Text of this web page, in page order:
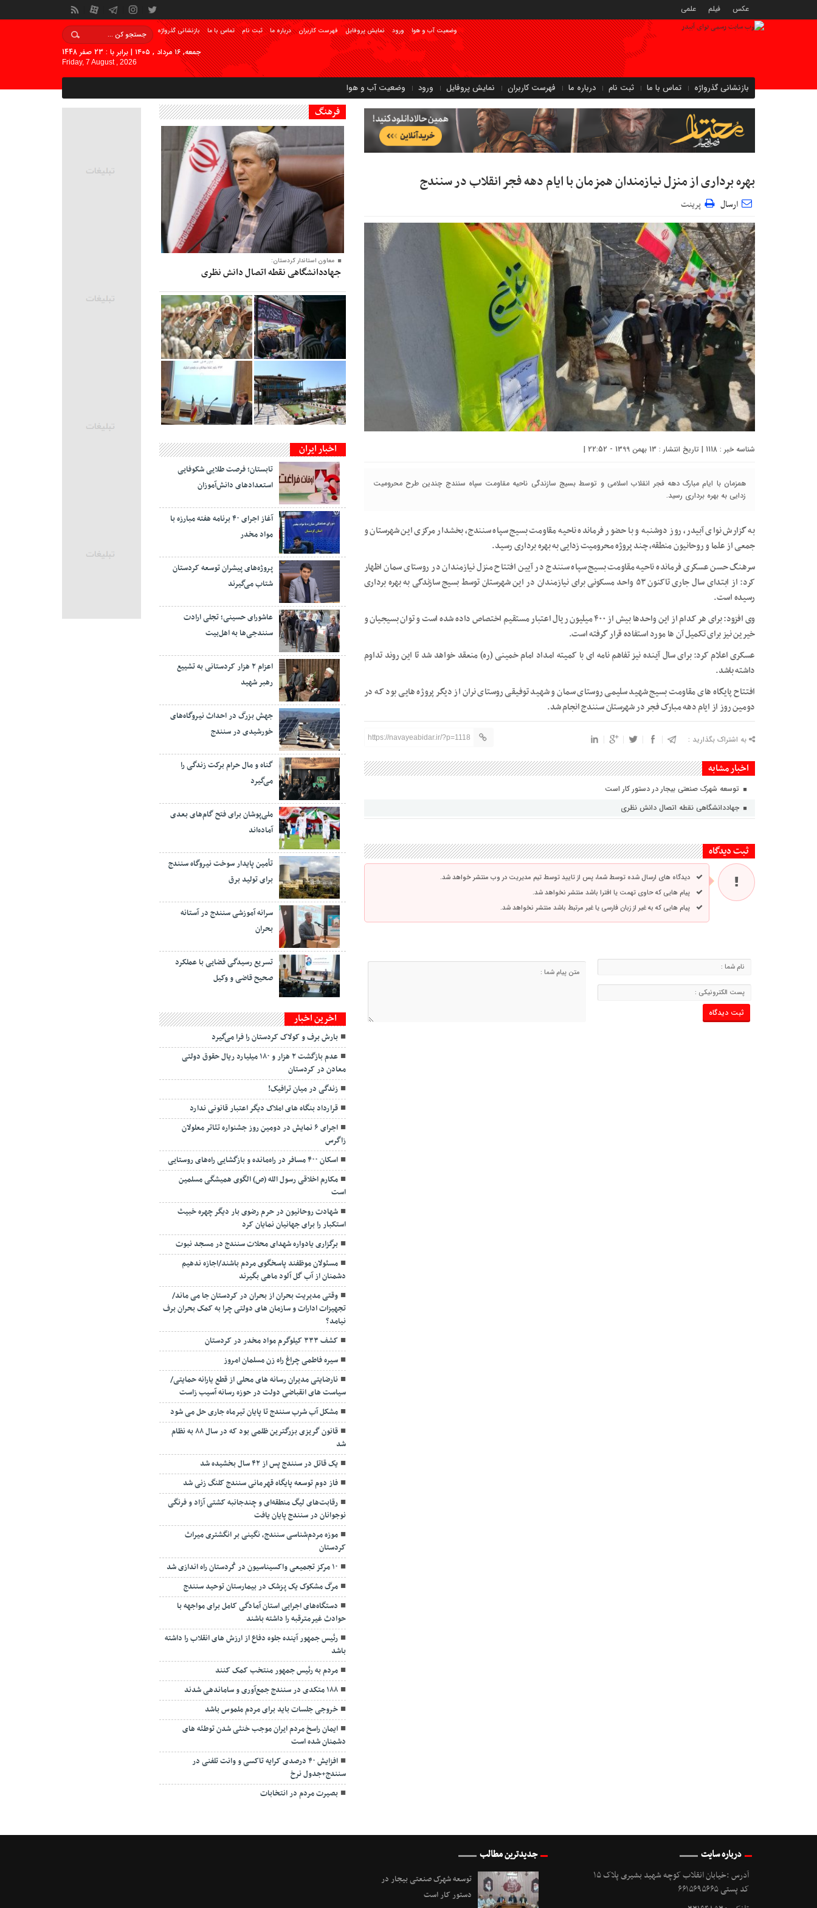
عکس فیلم علمی
بازنشانی گذرواژه تماس با ما ثبت نام درباره ما فهرست کاربران نمایش پروفایل ورود وضعیت آب و هوا
جمعه, ۱۶ مرداد , ۱۴۰۵ | برابر با : 23 صفر 1448
Friday, 7 August , 2026
بازنشانی گذرواژه تماس با ما ثبت نام درباره ما فهرست کاربران نمایش پروفایل ورود وضعیت آب و هوا
بهره برداری از منزل نیازمندان همزمان با ایام دهه فجر انقلاب در سنندج
ارسال پرینت
شناسه خبر : 1118 | تاریخ انتشار : 13 بهمن 1399 - 22:52 |
همزمان با ایام مبارک دهه فجر انقلاب اسلامی و توسط بسیج سازندگی ناحیه مقاومت سپاه سنندج چندین طرح محرومیت
زدایی به بهره برداری رسید.
به گزارش نوای آبیدر، روز دوشنبه و با حضور فرمانده ناحیه مقاومت بسیج سپاه سنندج، بخشدار مرکزی این شهرستان و
جمعی از علما و روحانیون منطقه، چند پروژه محرومیت زدایی به بهره برداری رسید.
سرهنگ حسن عسکری فرمانده ناحیه مقاومت بسیج سپاه سنندج در آیین افتتاح منزل نیازمندان در روستای سمان اظهار
کرد: از ابتدای سال جاری تاکنون ۵۳ واحد مسکونی برای نیازمندان در این شهرستان توسط بسیج سازندگی به بهره برداری
رسیده است.
وی افزود: برای هر کدام از این واحدها بیش از ۴۰۰ میلیون ریال اعتبار مستقیم اختصاص داده شده است و توان بسیجیان و
خیرین نیز برای تکمیل آن ها مورد استفاده قرار گرفته است.
عسکری اعلام کرد: برای سال آینده نیز تفاهم نامه ای با کمیته امداد امام خمینی (ره) منعقد خواهد شد تا این روند تداوم
داشته باشد.
افتتاح پایگاه های مقاومت بسیج شهید سلیمی روستای سمان و شهید توفیقی روستای نران از دیگر پروژه هایی بود که در
دومین روز از ایام دهه مبارک فجر در شهرستان سنندج انجام شد.
به اشتراک بگذارید : https://navayeabidar.ir/?p=1118
اخبار مشابه
توسعه شهرک صنعتی بیجار در دستور کار است
جهاددانشگاهی نقطه اتصال دانش نظری
ثبت دیدگاه
دیدگاه های ارسال شده توسط شما، پس از تایید توسط تیم مدیریت در وب منتشر خواهد شد.
پیام هایی که حاوی تهمت یا افترا باشد منتشر نخواهد شد.
پیام هایی که به غیر از زبان فارسی یا غیر مرتبط باشد منتشر نخواهد شد.
فرهنگ
معاون‌ استاندار کردستان:
جهاددانشگاهی نقطه اتصال دانش نظری
اخبار ایران
تابستان؛ فرصت طلایی شکوفایی
استعدادهای دانش‌آموزان
آغاز اجرای ۴۰ برنامه هفته مبارزه با
مواد مخدر
پروژه‌های پیشران توسعه کردستان
شتاب می‌گیرند
عاشورای حسینی؛ تجلی ارادت
سنندجی‌ها به اهل‌بیت
اعزام ۲ هزار کردستانی به تشییع
رهبر شهید
جهش بزرگ در احداث نیروگاه‌های
خورشیدی در سنندج
گناه و مال حرام برکت زندگی را
می‌گیرد
ملی‌پوشان برای فتح گام‌های بعدی
آماده‌اند
تأمین پایدار سوخت نیروگاه سنندج
برای تولید برق
سرانه آموزشی سنندج در آستانه
بحران
تسریع رسیدگی قضایی با عملکرد
صحیح قاضی و وکیل
اخرین اخبار
بارش برف و کولاک کردستان را فرا می‌گیرد
عدم بازگشت ۲ هزار و ۱۸۰ میلیارد ریال حقوق دولتی
معادن در کردستان
زندگی در میان ترافیک!
قرارداد بنگاه های املاک دیگر اعتبار قانونی ندارد
اجرای ۶ نمایش در دومین روز جشنواره تئاتر معلولان
زاگرس
اسکان ۴۰۰ مسافر در راه‌مانده و بازگشایی راه‌های روستایی
مکارم اخلاقی رسول الله (ص) الگوی همیشگی مسلمین
است
شهادت روحانیون در حرم رضوی بار دیگر چهره خبیث
استکبار را برای جهانیان نمایان کرد
برگزاری یادواره شهدای محلات سنندج در مسجد نبوت
مسئولان موظفند پاسخگوی مردم باشند/اجازه ندهیم
دشمنان از آب گل آلود ماهی بگیرند
وقتی مدیریت بحران از بحران در کردستان جا می ماند/
تجهیزات ادارات و سازمان های دولتی چرا به کمک بحران برف
نیامد؟
کشف ۳۳۳ کیلوگرم مواد مخدر در کردستان
سیره فاطمی چراغ راه زن مسلمان امروز
نارضایتی مدیران رسانه های محلی از قطع یارانه حمایتی/
سیاست های انقباضی دولت در حوزه رسانه آسیب زاست
مشکل آب شرب سنندج تا پایان تیرماه جاری حل می شود
قانون گریزی بزرگترین ظلمی بود که در سال ۸۸ به نظام
شد
یک قاتل در سنندج پس از ۴۲ سال بخشیده شد
فاز دوم توسعه پایگاه قهرمانی سنندج کلنگ زنی شد
رقابت‌های لیگ منطقه‌ای و چندجانبه کشتی آزاد و فرنگی
نوجوانان در سنندج پایان یافت
موزه مردم‌شناسی سنندج، نگینی بر انگشتری میراث
کردستان
۱۰ مرکز تجمیعی واکسیناسیون در کُردستان راه اندازی شد
مرگ مشکوک یک پزشک در بیمارستان توحید سنندج
دستگاه‌های اجرایی استان آمادگی کامل برای مواجهه با
حوادث غیر‌مترقبه را داشته باشند
رئیس جمهور آینده جلوه دفاع از ارزش های انقلاب را داشته
باشد
مردم به رئیس جمهور منتخب کمک کنند
۱۸۸ متکدی در سنندج جمع‌آوری و ساماندهی شدند
خروجی جلسات باید برای مردم ملموس باشد
ایمان راسخ مردم ایران موجب خنثی شدن توطئه های
دشمنان شده است
افزایش ۴۰ درصدی کرایه‌ تاکسی و وانت تلفنی در
سنندج+جدول نرخ
بصیرت مردم در انتخابات
درباره سایت
آدرس :خیابان انقلاب کوچه شهید بشیری پلاک ۱۵
کد پستی ۶۶۱۵۶۹۵۶۶۵
جدیدترین مطالب
توسعه شهرک صنعتی بیجار در
دستور کار است